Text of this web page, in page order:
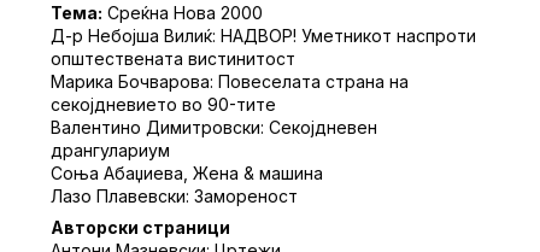
Тема: Среќна Нова 2000
Д-р Небојша Вилиќ: НАДВОР! Уметникот наспроти
општествената вистинитост
Марика Бочварова: Повеселата страна на
секојдневието во 90-тите
Валентино Димитровски: Секојдневен
дрангулариум
Соња Абаџиева, Жена & машина
Лазо Плавевски: Замореност
Авторски страници